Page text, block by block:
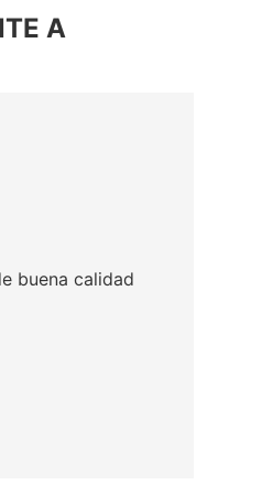
A
buena calidad